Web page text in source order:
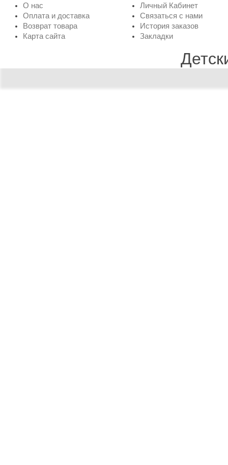
О нас
Оплата и доставка
Возврат товара
Карта сайта
Личный Кабинет
Связаться с нами
История заказов
Закладки